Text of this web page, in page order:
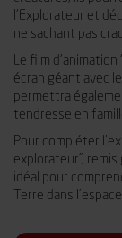
l’Explorateur et
ne sachant pas
Le film d’animation “
écran géant avec
permettra
tendresse en
Pour compléter
explorateur”,
idéal pour
Terre dans